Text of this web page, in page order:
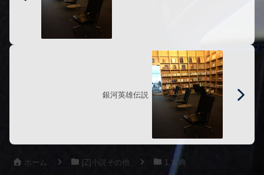
銀河英雄伝説
ホーム [Z]小説その他 1.古典